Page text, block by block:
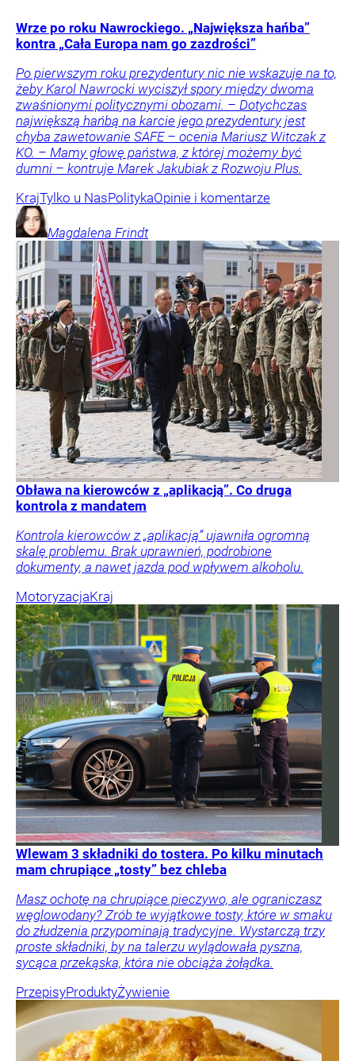
Wrze po roku Nawrockiego. „Największa hańba”
kontra „Cała Europa nam go zazdrości”
Po pierwszym roku prezydentury nic nie wskazuje na to,
żeby Karol Nawrocki wyciszył spory między dwoma
zwaśnionymi politycznymi obozami. – Dotychczas
największą hańbą na karcie jego prezydentury jest
chyba zawetowanie SAFE – ocenia Mariusz Witczak z
KO. – Mamy głowę państwa, z której możemy być
dumni – kontruje Marek Jakubiak z Rozwoju Plus.
KrajTylko u NasPolitykaOpinie i komentarze
Magdalena Frindt
Obława na kierowców z „aplikacją”. Co druga
kontrola z mandatem
Kontrola kierowców z „aplikacją” ujawniła ogromną
skalę problemu. Brak uprawnień, podrobione
dokumenty, a nawet jazda pod wpływem alkoholu.
MotoryzacjaKraj
Wlewam 3 składniki do tostera. Po kilku minutach
mam chrupiące „tosty” bez chleba
Masz ochotę na chrupiące pieczywo, ale ograniczasz
węglowodany? Zrób te wyjątkowe tosty, które w smaku
do złudzenia przypominają tradycyjne. Wystarczą trzy
proste składniki, by na talerzu wylądowała pyszna,
sycąca przekąska, która nie obciąża żołądka.
PrzepisyProduktyŻywienie